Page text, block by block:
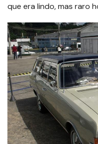
que era lindo, mas raro